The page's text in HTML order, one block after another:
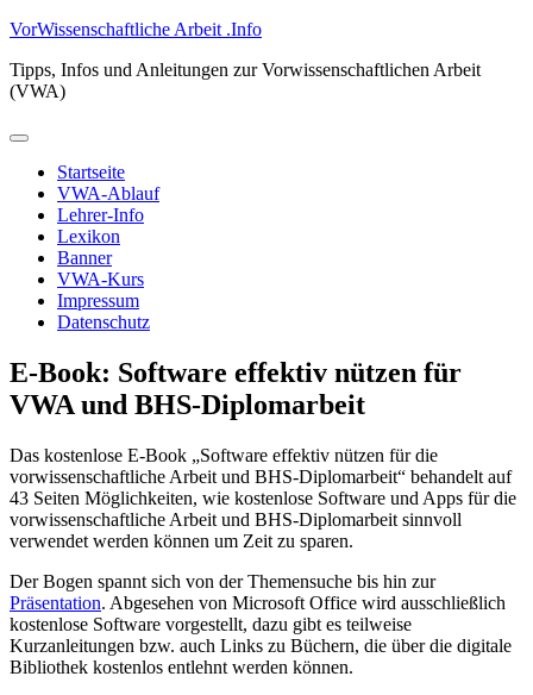
Zum
springen
VorWissenschaftliche Arbeit .Info
Tipps, Infos und Anleitungen zur Vorwissenschaftlichen Arbeit
(VWA)
Primäres
Startseite
VWA-Ablauf
Lehrer-Info
Lexikon
Banner
VWA-Kurs
Impressum
Datenschutz
E-Book: Software effektiv nützen für
VWA und BHS-Diplomarbeit
Das kostenlose E-Book „Software effektiv nützen für die
vorwissenschaftliche Arbeit und BHS-Diplomarbeit“ behandelt auf
43 Seiten Möglichkeiten, wie kostenlose Software und Apps für die
vorwissenschaftliche Arbeit und BHS-Diplomarbeit sinnvoll
verwendet werden können um Zeit zu sparen.
Der Bogen spannt sich von der Themensuche bis hin zur
Präsentation. Abgesehen von Microsoft Office wird ausschließlich
kostenlose Software vorgestellt, dazu gibt es teilweise
Kurzanleitungen bzw. auch Links zu Büchern, die über die digitale
Bibliothek kostenlos entlehnt werden können.